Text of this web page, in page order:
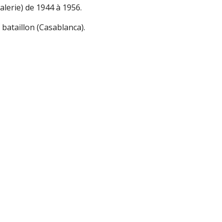
de 1944 à 1956.
bataillon (Casablanca).